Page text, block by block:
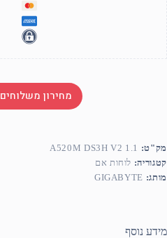
מחירון משלוחים
מק"ט: A520M DS3H V2 1.1
קטגוריה: לוחות אם
מותג: GIGABYTE
מידע נוסף